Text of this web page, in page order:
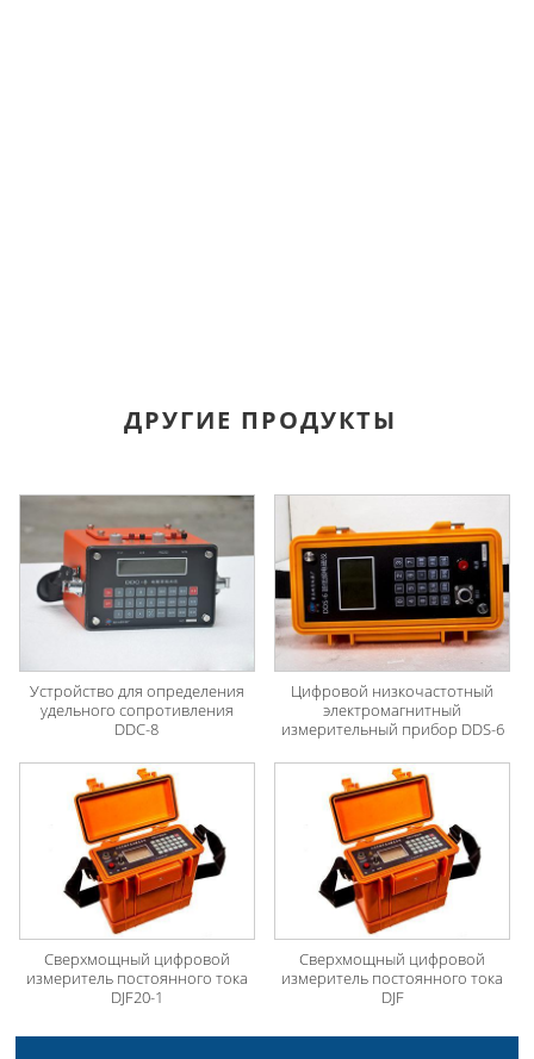
ДРУГИЕ ПРОДУКТЫ
Устройство для определения
удельного сопротивления
DDC-8
Цифровой низкочастотный
электромагнитный
измерительный прибор DDS-6
Сверхмощный цифровой
измеритель постоянного тока
DJF20-1
Сверхмощный цифровой
измеритель постоянного тока
DJF